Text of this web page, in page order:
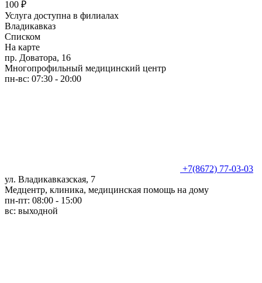
100 ₽
Услуга доступна в филиалах
Владикавказ
Списком
На карте
пр. Доватора, 16
Многопрофильный медицинский центр
пн-вс: 07:30 - 20:00
+7(8672) 77-03-03
ул. Владикавказская, 7
Медцентр, клиника, медицинская помощь на дому
пн-пт: 08:00 - 15:00
вс: выходной